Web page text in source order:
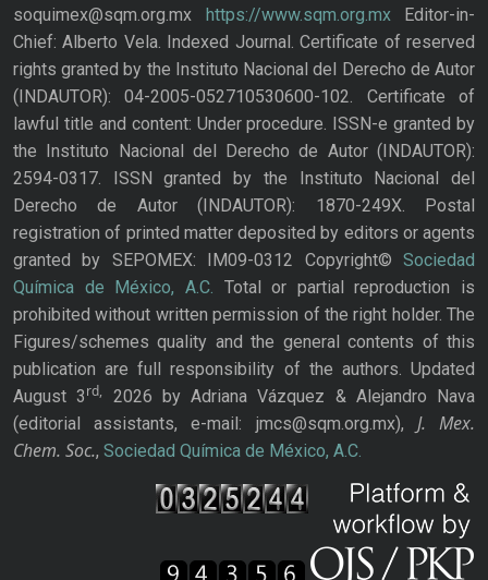
soquimex@sqm.org.mx https://www.sqm.org.mxEditor-in-
Chief: Alberto Vela. Indexed Journal. Certificate of reserved
rights granted by the Instituto Nacional del Derecho de Autor
(INDAUTOR): 04-2005-052710530600-102. Certificate of
lawful title and content: Under procedure. ISSN-e granted by
the Instituto Nacional del Derecho de Autor (INDAUTOR):
2594-0317. ISSN granted by the Instituto Nacional del
Derecho de Autor (INDAUTOR): 1870-249X. Postal
registration of printed matter deposited by editors or agents
granted by SEPOMEX: IM09-0312 Copyright© Sociedad
Química de México, A.C. Total or partial reproduction is
prohibited without written permission of the right holder. The
Figures/schemes quality and the general contents of this
publication are full responsibility of the authors. Updated
August 3rd,
2026 by Adriana Vázquez & Alejandro Nava
(editorial assistants, e-mail: jmcs@sqm.org.mx), J. Mex.
Chem. Soc., Sociedad Química de México, A.C.